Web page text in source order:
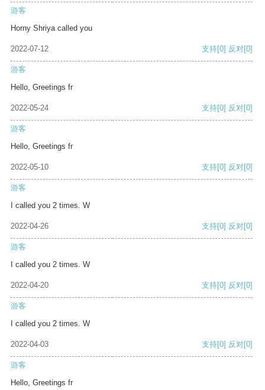
游客
Horny Shriya called you
2022-07-12 支持[0] 反对[0]
游客
Hello, Greetings fr
2022-05-24 支持[0] 反对[0]
游客
Hello, Greetings fr
2022-05-10 支持[0] 反对[0]
游客
I called you 2 times. W
2022-04-26 支持[0] 反对[0]
游客
I called you 2 times. W
2022-04-20 支持[0] 反对[0]
游客
I called you 2 times. W
2022-04-03 支持[0] 反对[0]
游客
Hello, Greetings fr